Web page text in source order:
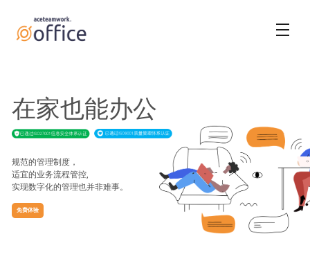
在家也能办公
规范的管理制度，
适宜的业务流程管控,
实现数字化的管理也并非难事。
免费体验